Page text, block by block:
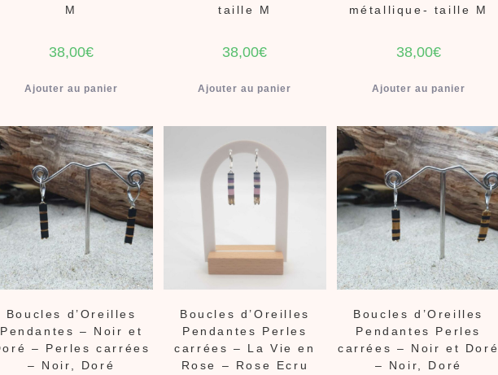
M
38,00€
Ajouter au panier
taille M
38,00€
Ajouter au panier
métallique- taille M
38,00€
Ajouter au panier
Boucles d’Oreilles
Pendantes – Noir et
– Perles carrées
– Noir, Doré
Boucles d’Oreilles
Pendantes Perles
carrées – La Vie en
Rose – Rose Ecru
Boucles d’Oreilles
Pendantes Perles
carrées – Noir et Doré
– Noir, Doré